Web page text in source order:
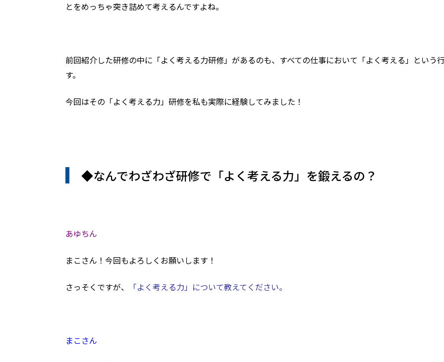
とをめっちゃ突き詰めて考えるんですよね。
前回紹介した研修の中に「よく考える力研修」があるのも、すべての仕事において「よく考える」という
す。
今回はその「よく考える力」研修を私も実際に経験してみました！
◆なんでわざわざ研修で「よく考える力」を鍛えるの？
あゆちん
まこさん！今回もよろしくお願いします！
さっそくですが、 「よく考える力」について教えてください。
まこさん